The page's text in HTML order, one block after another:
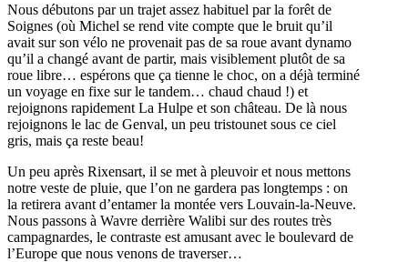
Nous débutons par un trajet assez habituel par la forêt de
Soignes (où Michel se rend vite compte que le bruit qu’il
avait sur son vélo ne provenait pas de sa roue avant dynamo
qu’il a changé avant de partir, mais visiblement plutôt de sa
roue libre… espérons que ça tienne le choc, on a déjà terminé
un voyage en fixe sur le tandem… chaud chaud !) et
rejoignons rapidement La Hulpe et son château. De là nous
rejoignons le lac de Genval, un peu tristounet sous ce ciel
gris, mais ça reste beau!
Un peu après Rixensart, il se met à pleuvoir et nous mettons
notre veste de pluie, que l’on ne gardera pas longtemps : on
la retirera avant d’entamer la montée vers Louvain-la-Neuve.
Nous passons à Wavre derrière Walibi sur des routes très
campagnardes, le contraste est amusant avec le boulevard de
l’Europe que nous venons de traverser…